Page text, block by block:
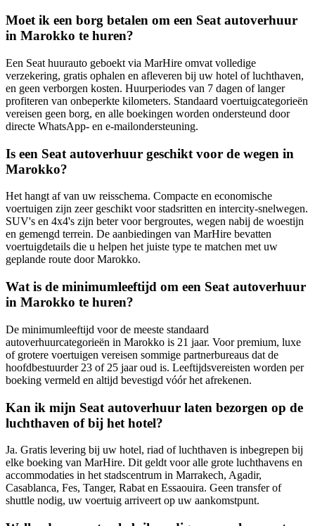
Moet ik een borg betalen om een Seat autoverhuur
in Marokko te huren?
Een Seat huurauto geboekt via MarHire omvat volledige
verzekering, gratis ophalen en afleveren bij uw hotel of luchthaven,
en geen verborgen kosten. Huurperiodes van 7 dagen of langer
profiteren van onbeperkte kilometers. Standaard voertuigcategorieën
vereisen geen borg, en alle boekingen worden ondersteund door
directe WhatsApp- en e-mailondersteuning.
Is een Seat autoverhuur geschikt voor de wegen in
Marokko?
Het hangt af van uw reisschema. Compacte en economische
voertuigen zijn zeer geschikt voor stadsritten en intercity-snelwegen.
SUV's en 4x4's zijn beter voor bergroutes, wegen nabij de woestijn
en gemengd terrein. De aanbiedingen van MarHire bevatten
voertuigdetails die u helpen het juiste type te matchen met uw
geplande route door Marokko.
Wat is de minimumleeftijd om een Seat autoverhuur
in Marokko te huren?
De minimumleeftijd voor de meeste standaard
autoverhuurcategorieën in Marokko is 21 jaar. Voor premium, luxe
of grotere voertuigen vereisen sommige partnerbureaus dat de
hoofdbestuurder 23 of 25 jaar oud is. Leeftijdsvereisten worden per
boeking vermeld en altijd bevestigd vóór het afrekenen.
Kan ik mijn Seat autoverhuur laten bezorgen op de
luchthaven of bij het hotel?
Ja. Gratis levering bij uw hotel, riad of luchthaven is inbegrepen bij
elke boeking van MarHire. Dit geldt voor alle grote luchthavens en
accommodaties in het stadscentrum in Marrakech, Agadir,
Casablanca, Fes, Tanger, Rabat en Essaouira. Geen transfer of
shuttle nodig, uw voertuig arriveert op uw aankomstpunt.